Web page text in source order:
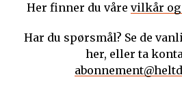
Her finner du våre vilkår
Har du spørsmål? Se de
her, eller ta